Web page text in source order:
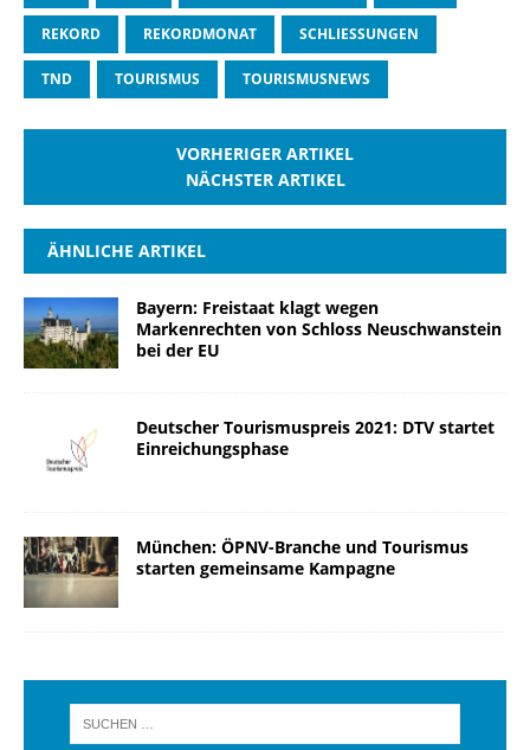
REKORD REKORDMONAT SCHLIESSUNGEN
TND TOURISMUS TOURISMUSNEWS
VORHERIGER ARTIKEL
NÄCHSTER ARTIKEL
ÄHNLICHE ARTIKEL
Bayern: Freistaat klagt wegen
Markenrechten von Schloss Neuschwanstein
bei der EU
Deutscher Tourismuspreis 2021: DTV startet
Einreichungsphase
München: ÖPNV-Branche und Tourismus
starten gemeinsame Kampagne